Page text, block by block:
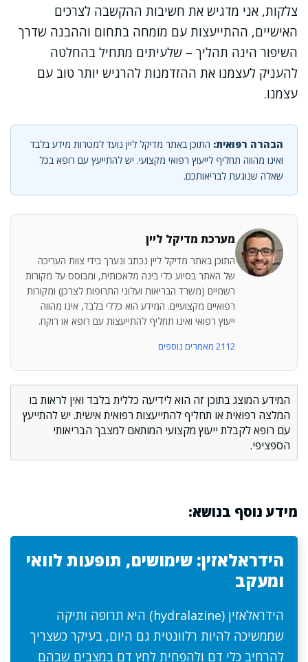
צלקות, אני מדגיש את חשיבות ההקשבה לצרכים
האישיים, ההתייעצות עם מומחה בתחום וההבנה שדרך
השיפור הינה תהליך – שלעיתים מתחיל בהחלטה
להעניק לעצמנו את ההזדמנות להרגיש יותר טוב עם
עצמנו.
הבהרה רפואית: התוכן באתר מדיקל ליין נועד למטרות מידע בלבד
ואינו מהווה תחליף לייעוץ רפואי מקצועי. יש להתייעץ עם רופא בכל
שאלה שנוגעת לבריאותכם.
מערכת מדיקל ליין
התוכן באתר מדיקל ליין נכתב ונערך בידי צוות העריכה
של האתר בסיוע כלי בינה מלאכותית, ומבוסס על מקורות
רשמיים (משרד הבריאות ועלוני התרופות לצרכן) ומקורות
רפואיים מקצועיים. המידע הוא כללי בלבד, אינו מהווה
ייעוץ רפואי ואינו תחליף להתייעצות עם רופא או רוקח.
2112 מאמרים נוספים
המידע המוצג בתוכן זה הוא לידיעה כללית בלבד ואין לראות בו
המלצה רפואית או תחליף להתייעצות רפואית אישית. יש להתייעץ
עם רופא לקבלת ייעוץ מקצועי המותאם למצבך הבריאותי
הספציפי.
מידע נוסף בנושא:
הידראלאזין: שימושים, תופעות לוואי
ומעקב
הידראלאזין (hydralazine) היא תרופה ותיקה
שממשיכה להיות רלוונטית גם היום, בעיקר כשצריך
להרחיב כלי דם ולהפחית לחץ דם במצבים שבהם